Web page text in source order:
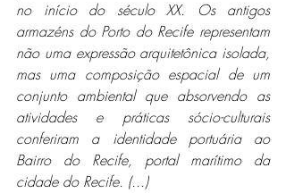
no início do século XX. Os antigos
armazéns do Porto do Recife representam
não uma expressão arquitetônica isolada,
mas uma composição espacial de um
conjunto ambiental que absorvendo as
atividades e práticas sócio-culturais
conferiram a identidade portuária ao
Bairro do Recife, portal marítimo da
cidade do Recife. (...)